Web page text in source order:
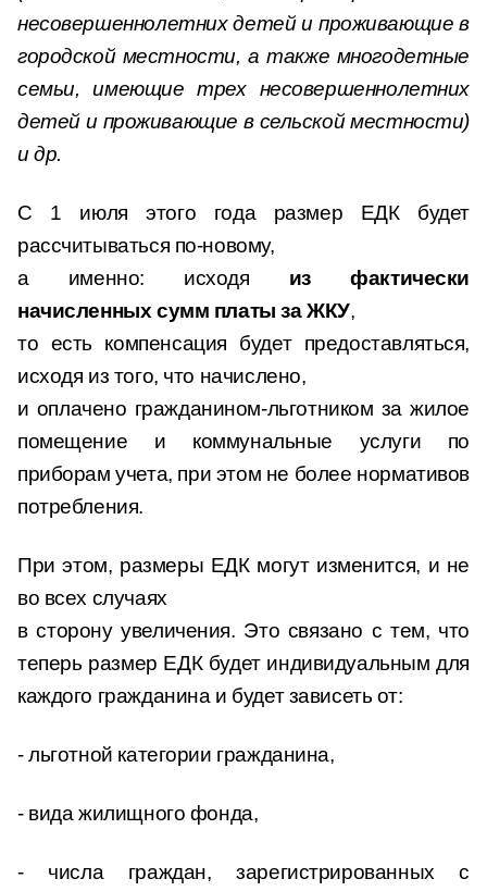
несовершеннолетних детей и проживающие в
городской местности, а также многодетные
семьи, имеющие трех несовершеннолетних
детей и проживающие в сельской местности)
и др.
С 1 июля этого года размер ЕДК будет
рассчитываться по-новому,
а именно: исходя из фактически
начисленных сумм платы за ЖКУ,
то есть компенсация будет предоставляться,
исходя из того, что начислено,
и оплачено гражданином-льготником за жилое
помещение и коммунальные услуги по
приборам учета, при этом не более нормативов
потребления.
При этом, размеры ЕДК могут изменится, и не
во всех случаях
в сторону увеличения. Это связано с тем, что
теперь размер ЕДК будет индивидуальным для
каждого гражданина и будет зависеть от:
- льготной категории гражданина,
- вида жилищного фонда,
- числа граждан, зарегистрированных с